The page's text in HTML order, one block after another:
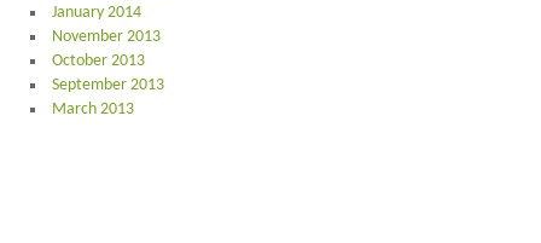
January 2014
November 2013
October 2013
September 2013
March 2013